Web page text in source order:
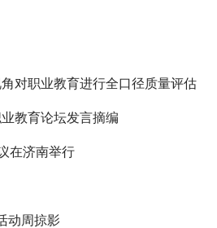
对职业教育进行全口径质量评估
教育论坛发言摘编
在济南举行
动周掠影